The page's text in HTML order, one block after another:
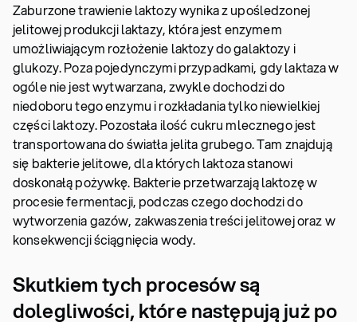
Zaburzone trawienie laktozy wynika z upośledzonej
jelitowej produkcji laktazy, która jest enzymem
umożliwiającym rozłożenie laktozy do galaktozy i
glukozy. Poza pojedynczymi przypadkami, gdy laktaza w
ogóle nie jest wytwarzana, zwykle dochodzi do
niedoboru tego enzymu i rozkładania tylko niewielkiej
części laktozy. Pozostała ilość cukru mlecznego jest
transportowana do światła jelita grubego. Tam znajdują
się bakterie jelitowe, dla których laktoza stanowi
doskonałą pożywkę. Bakterie przetwarzają laktozę w
procesie fermentacji, podczas czego dochodzi do
wytworzenia gazów, zakwaszenia treści jelitowej oraz w
konsekwencji ściągnięcia wody.
Skutkiem tych procesów są
dolegliwości, które następują już po